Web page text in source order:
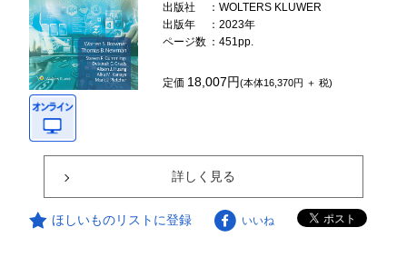
出版社
：WOLTERS KLUWER
出版年
：2023年
ページ数 ：451pp.
定価 18,007円(本体16,370円 ＋ 税)
詳しく見る
ほしいものリストに登録 いいね